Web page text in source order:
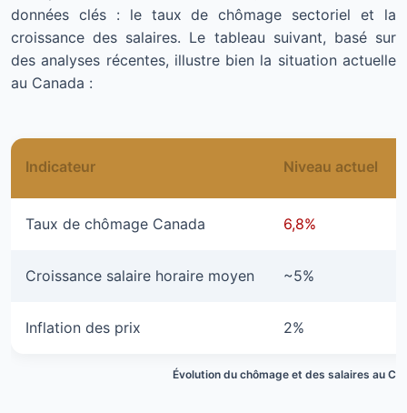
données clés : le taux de chômage sectoriel et la
croissance des salaires. Le tableau suivant, basé sur
des analyses récentes, illustre bien la situation actuelle
au Canada :
Évolution du chômage et des salaires au
Indicateur Niveau actuel
Taux de chômage Canada 6,8%
Croissance salaire horaire moyen ~5%
Inflation des prix 2%